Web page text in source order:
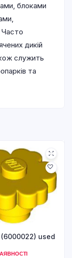
блоками
Часто
дикій
служить
та
(6000022) used